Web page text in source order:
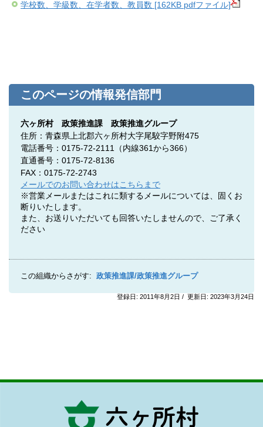
学校数、学級数、在学者数、教員数 [162KB pdfファイル]
このページの情報発信部門
六ヶ所村 政策推進課 政策推進グループ
住所：青森県上北郡六ヶ所村大字尾駮字野附475
電話番号：0175-72-2111
（内線361から366）
直通番号：0175-72-8136
FAX：0175-72-2743
メールでのお問い合わせはこちらまで
※営業メールまたはこれに類するメールについては、固くお
断りいたします。
また、お送りいただいても回答いたしませんので、ご了承く
ださい
この組織からさがす: 政策推進課/政策推進グループ
登録日: 2011年8月2日 / 更新日: 2023年3月24日